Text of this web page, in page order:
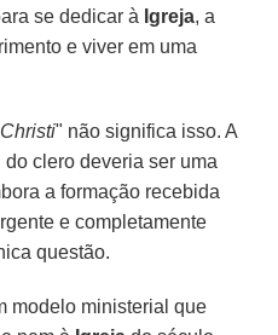
se dedicar à Igreja, a
e viver em uma
" não significa isso. A
clero deveria ser uma
a formação recebida
e completamente
questão.
modelo ministerial que